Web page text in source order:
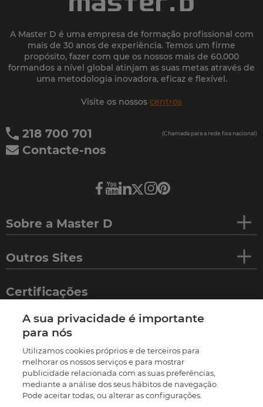
A Master D é uma empresa de formação profissional com
mais de 30 anos de experiência. Temos um firme
propósito, fazer com que os nossos mais de 60.000
formandos a nível global atinjam as suas metas através de
uma metodologia inovadora, eficaz e flexível.
Visite os nossos centros
218 700 701 (Chamada para a rede fixa nacional)
Contacte-nos
Sobre a Master D
Outros Sites
Certificações
A sua privacidade é importante
para nós
Utilizamos cookies próprios e de terceiros para
melhorar os nossos serviços e para mostrar
publicidade relacionada com as suas preferências,
mediante a análise dos seus hábitos de navegação.
Pode aceitar todas, ou alterar as configurações.